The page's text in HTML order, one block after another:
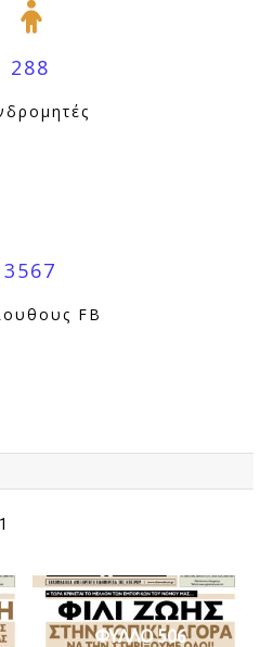
288
3567
FB
ΦΥΛΛΟ 506